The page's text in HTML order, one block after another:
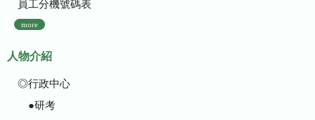
員工分機號碼表
more
人物介紹
◎行政中心
●研考